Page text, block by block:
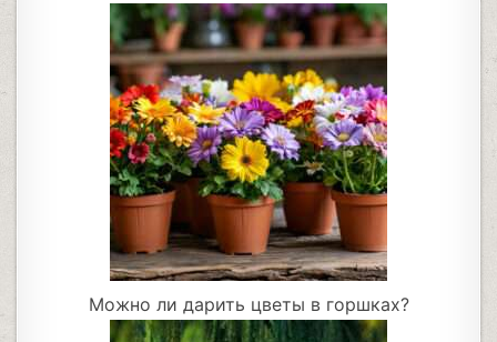
Можно ли дарить цветы в горшках?